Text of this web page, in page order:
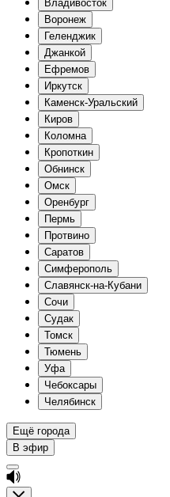
Владивосток
Воронеж
Геленджик
Джанкой
Ефремов
Иркутск
Каменск-Уральский
Киров
Коломна
Кропоткин
Обнинск
Омск
Оренбург
Пермь
Протвино
Саратов
Симферополь
Славянск-на-Кубани
Сочи
Судак
Томск
Тюмень
Уфа
Чебоксары
Челябинск
Ещё города
В эфир